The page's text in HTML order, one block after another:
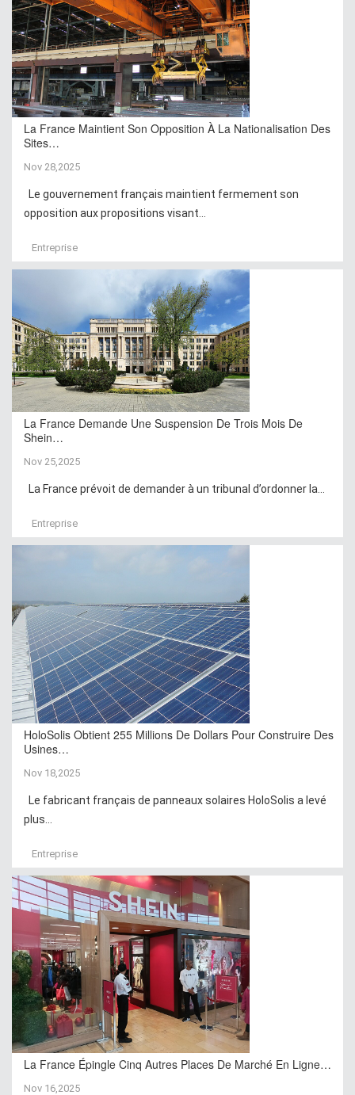
La France Maintient Son Opposition À La Nationalisation Des
Sites…
Nov 28,2025
Le gouvernement français maintient fermement son
opposition aux propositions visant...
Entreprise
La France Demande Une Suspension De Trois Mois De
Shein…
Nov 25,2025
La France prévoit de demander à un tribunal d’ordonner la...
Entreprise
HoloSolis Obtient 255 Millions De Dollars Pour Construire Des
Usines…
Nov 18,2025
Le fabricant français de panneaux solaires HoloSolis a levé
plus...
Entreprise
La France Épingle Cinq Autres Places De Marché En Ligne…
Nov 16,2025